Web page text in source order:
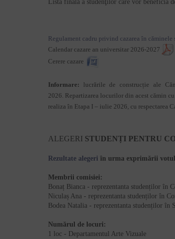
Lista finală a studenţilor care vor beneficia
Regulament cadru privind cazarea în căminele
Calendar cazare an universitar 2026-2027
Cerere cazare
Informare: lucrările de construcție ale
2026. Repartizarea locurilor din acest cămin
realiza în Etapa I – iulie 2026, cu respectarea
ALEGERI STUDENȚI PENTRU
Rezultate alegeri în urma exprimării
Membrii comisiei:
Bonaț Bianca - reprezentanta studenților în
Niculaș Ana - reprezentanta studenților în
Bodea Natalia - reprezentanta studenților în
Numărul de locuri:
1 loc - Departamentul Arte Vizuale